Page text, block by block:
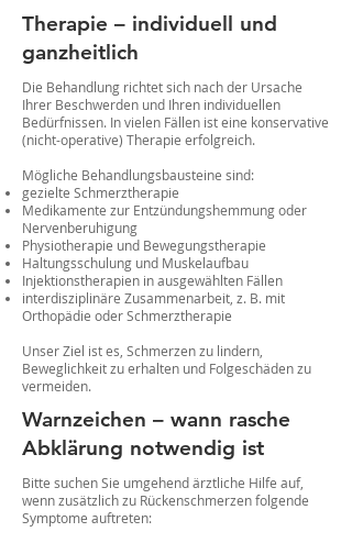
Therapie – individuell und
ganzheitlich
Die Behandlung richtet sich nach der Ursache
Ihrer Beschwerden und Ihren individuellen
Bedürfnissen. In vielen Fällen ist eine konservative
(nicht-operative) Therapie erfolgreich.
Mögliche Behandlungsbausteine sind:
gezielte Schmerztherapie
Medikamente zur Entzündungshemmung oder
Nervenberuhigung
Physiotherapie und Bewegungstherapie
Haltungsschulung und Muskelaufbau
Injektionstherapien in ausgewählten Fällen
interdisziplinäre Zusammenarbeit, z. B. mit
Orthopädie oder Schmerztherapie
Unser Ziel ist es, Schmerzen zu lindern,
Beweglichkeit zu erhalten und Folgeschäden zu
vermeiden.
Warnzeichen – wann rasche
Abklärung notwendig ist
Bitte suchen Sie umgehend ärztliche Hilfe auf,
wenn zusätzlich zu Rückenschmerzen folgende
Symptome auftreten: